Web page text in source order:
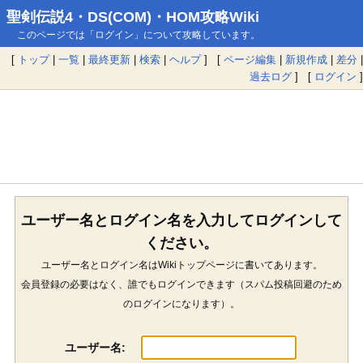
聖剣伝説4・DS(COM)・HOM攻略Wiki
このページでは「ログイン」について攻略しています。
[ トップ| 一覧 | 最終更新 | 検索 | ヘルプ] [ ページ編集 | 新規作成 | 差分 |
過去ログ ] [ ログイン ]
ユーザー名とログイン名を入力してログインして
ください。
ユーザー名とログイン名はWikiトップページに書いてあります。
会員登録の必要はなく、誰でもログインできます（スパム投稿回避のため
のログインになります）。
ユーザー名: